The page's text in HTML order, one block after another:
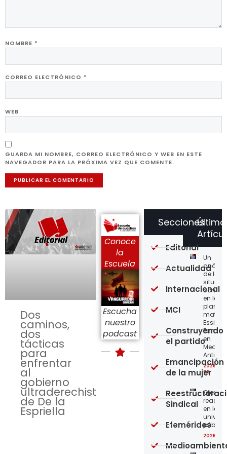
NOMBRE *
CORREO ELECTRÓNICO *
WEB
GUARDA MI NOMBRE, CORREO ELECTRÓNICO Y WEB EN ESTE
NAVEGADOR PARA LA PRÓXIMA VEZ QUE COMENTE.
Dos
caminos,
dos
tácticas
para
enfrentar
al
gobierno
ultraderechista
de De la
Espriella
Conoce
la
Escuela
Escucha
nuestro
podcast
Un
de la
en la
planta
matriz
Essity-
Familia
en
2026-
08
en las
2026-
Secciones
Editorial
Actualidad
Internacional
MCI
Construyendo
el partido
Emancipación
de la mujer
Sindical
Efemérides